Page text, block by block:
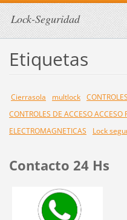
Lock-Seguridad
Etiquetas
Cierrasola multlock
CONTROLES DE ACCESO
ELECTROMAGNETICAS
Lock
Contacto 24 Hs